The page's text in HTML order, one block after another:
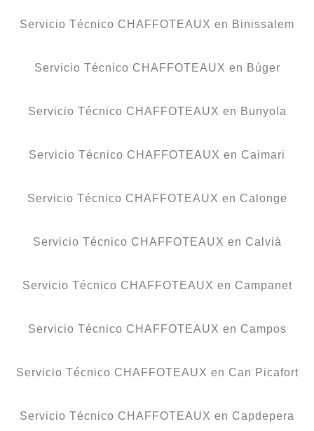
Servicio Técnico CHAFFOTEAUX en Binissalem
Servicio Técnico CHAFFOTEAUX en Búger
Servicio Técnico CHAFFOTEAUX en Bunyola
Servicio Técnico CHAFFOTEAUX en Caimari
Servicio Técnico CHAFFOTEAUX en Calonge
Servicio Técnico CHAFFOTEAUX en Calvià
Servicio Técnico CHAFFOTEAUX en Campanet
Servicio Técnico CHAFFOTEAUX en Campos
Servicio Técnico CHAFFOTEAUX en Can Picafort
Servicio Técnico CHAFFOTEAUX en Capdepera